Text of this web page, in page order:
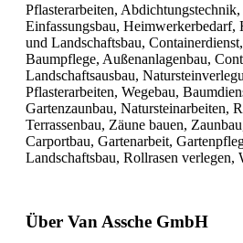
Pflasterarbeiten,
Einfassungsbau, Heimwerkerbedarf,
und Landschaftsbau,
Baumpflege, Außenanlagenbau,
Landschaftsausbau,
Pflasterarbeiten, Wegebau,
Gartenzaunbau, Natursteinarbeiten,
Terrassenbau, Zäune bauen,
Carportbau, Gartenarbeit,
Landschaftsbau, Rollrasen verlegen,
Über Van Assche GmbH